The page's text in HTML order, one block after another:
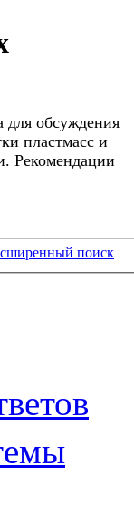
для обсуждения
пластмасс и
Рекомендации
поиск